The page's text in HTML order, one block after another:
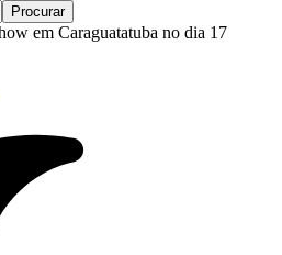
em Caraguatatuba no dia 17